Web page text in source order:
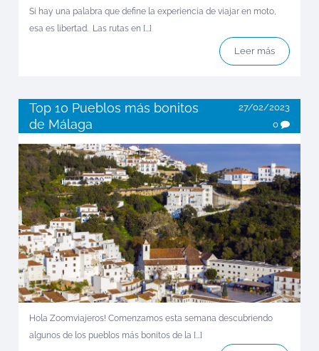
Si hay una palabra que define la experiencia de viajar en moto,
esa es libertad. Las rutas en [...]
Leer más
Top 10 Pueblos más bonitos
de Málaga
27/02/2023
0
Hola Zoomviajeros! Comenzamos esta semana descubriendo
algunos de los pueblos más bonitos de la [...]